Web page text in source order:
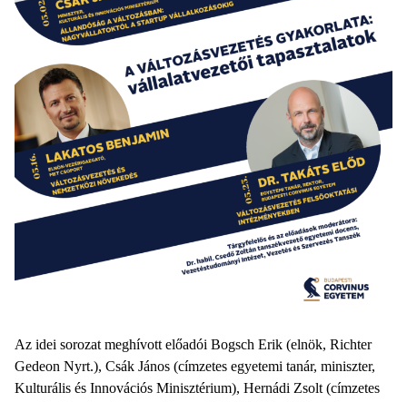
Az idei sorozat meghívott előadói Bogsch Erik (elnök, Richter
Gedeon Nyrt.), Csák János (címzetes egyetemi tanár, miniszter,
Kulturális és Innovációs Minisztérium), Hernádi Zsolt (címzetes